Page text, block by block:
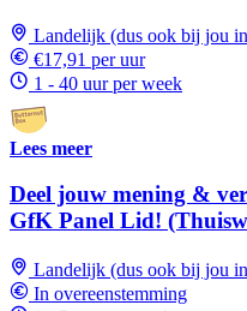
Landelijk (dus ook bij jou
€17,91 per uur
1 - 40 uur per week
Lees meer
Deel jouw mening &
GfK Panel Lid!
Landelijk (dus ook bij jou
In overeenstemming